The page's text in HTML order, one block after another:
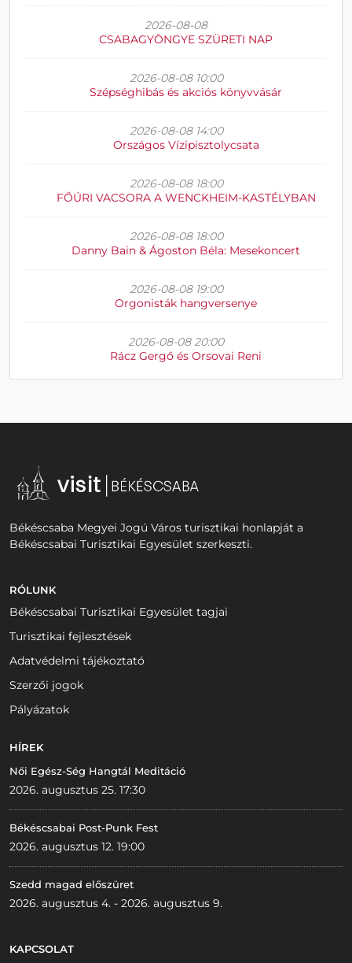
2026-08-08
CSABAGYÖNGYE SZÜRETI NAP
2026-08-08 10:00
Szépséghibás és akciós könyvvásár
2026-08-08 14:00
Országos Vízipisztolycsata
2026-08-08 18:00
FŐÚRI VACSORA A WENCKHEIM-KASTÉLYBAN
2026-08-08 18:00
Danny Bain & Ágoston Béla: Mesekoncert
2026-08-08 19:00
Orgonisták hangversenye
2026-08-08 20:00
Rácz Gergő és Orsovai Reni
Békéscsaba Megyei Jogú Város turisztikai honlapját a
Békéscsabai Turisztikai Egyesület szerkeszti.
RÓLUNK
Békéscsabai Turisztikai Egyesület tagjai
Turisztikai fejlesztések
Adatvédelmi tájékoztató
Szerzői jogok
Pályázatok
HÍREK
Női Egész-Ség Hangtál Meditáció
2026. augusztus 25. 17:30
Békéscsabai Post-Punk Fest
2026. augusztus 12. 19:00
Szedd magad előszüret
2026. augusztus 4. - 2026. augusztus 9.
KAPCSOLAT